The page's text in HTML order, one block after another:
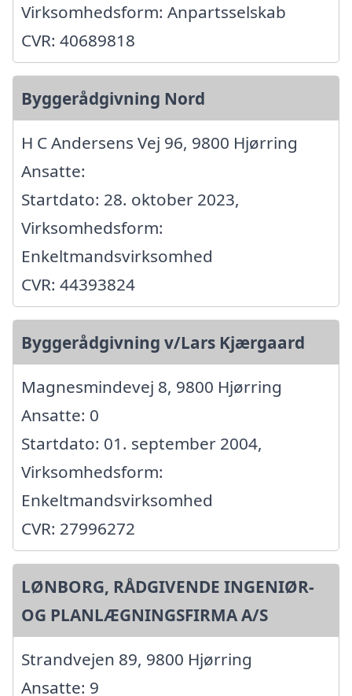
Virksomhedsform: Anpartsselskab
CVR: 40689818
Byggerådgivning Nord
H C Andersens Vej 96, 9800 Hjørring
Ansatte:
Startdato: 28. oktober 2023,
Virksomhedsform:
Enkeltmandsvirksomhed
CVR: 44393824
Byggerådgivning v/Lars Kjærgaard
Magnesmindevej 8, 9800 Hjørring
Ansatte: 0
Startdato: 01. september 2004,
Virksomhedsform:
Enkeltmandsvirksomhed
CVR: 27996272
LØNBORG, RÅDGIVENDE INGENIØR-
OG PLANLÆGNINGSFIRMA A/S
Strandvejen 89, 9800 Hjørring
Ansatte: 9